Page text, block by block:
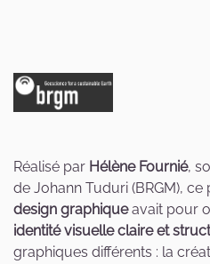
Réalisé par Hélène Fournié,
de Johann Tuduri (BRGM), ce
design graphiqueavait pour
identité visuelle claire et
graphiques différents : la